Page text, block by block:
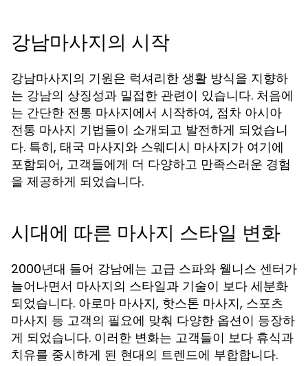
강남마사지의 시작
강남마사지의 기원은 럭셔리한 생활 방식을 지향하
는 강남의 상징성과 밀접한 관련이 있습니다. 처음에
는 간단한 전통 마사지에서 시작하여, 점차 아시아
전통 마사지 기법들이 소개되고 발전하게 되었습니
다. 특히, 태국 마사지와 스웨디시 마사지가 여기에
포함되어, 고객들에게 더 다양하고 만족스러운 경험
을 제공하게 되었습니다.
시대에 따른 마사지 스타일 변화
2000년대 들어 강남에는 고급 스파와 웰니스 센터가
늘어나면서 마사지의 스타일과 기술이 보다 세분화
되었습니다. 아로마 마사지, 핫스톤 마사지, 스포츠
마사지 등 고객의 필요에 맞춰 다양한 옵션이 등장하
게 되었습니다. 이러한 변화는 고객들이 보다 휴식과
치유를 중시하게 된 현대의 트렌드에 부합합니다.